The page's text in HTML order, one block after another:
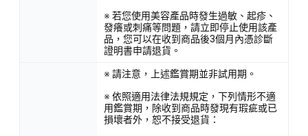
※ 若您使用美容產品時發生過敏、起疹、
發癢或刺痛等問題，請立即停止使用該產
品，您可以在收到商品後3個月內憑診斷
證明書申請退貨。
※ 請注意，上述鑑賞期並非試用期。
※ 依照適用法律法規規定，下列情形不適
用鑑賞期，除收到商品時發現有瑕疵或已
損壞者外，恕不接受退貨：